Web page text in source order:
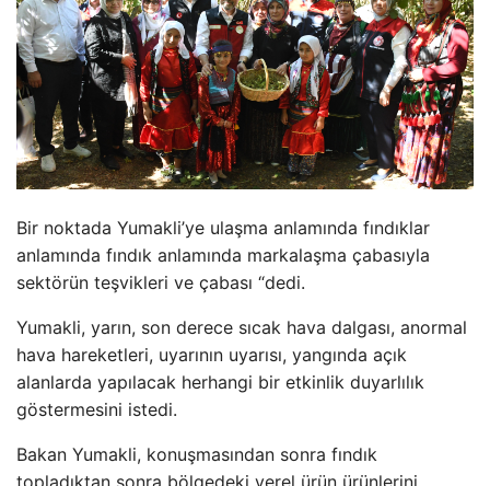
Bir noktada Yumakli’ye ulaşma anlamında fındıklar
anlamında fındık anlamında markalaşma çabasıyla
sektörün teşvikleri ve çabası “dedi.
Yumakli, yarın, son derece sıcak hava dalgası, anormal
hava hareketleri, uyarının uyarısı, yangında açık
alanlarda yapılacak herhangi bir etkinlik duyarlılık
göstermesini istedi.
Bakan Yumakli, konuşmasından sonra fındık